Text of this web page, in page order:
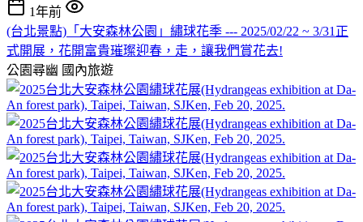
1年前
(台北景點)「大安森林公園」繡球花季 --- 2025/02/22 ~ 3/31正
式開展，花開富貴璀璨迎春，走，讓我們賞花去!
公園尋幽 國內旅遊